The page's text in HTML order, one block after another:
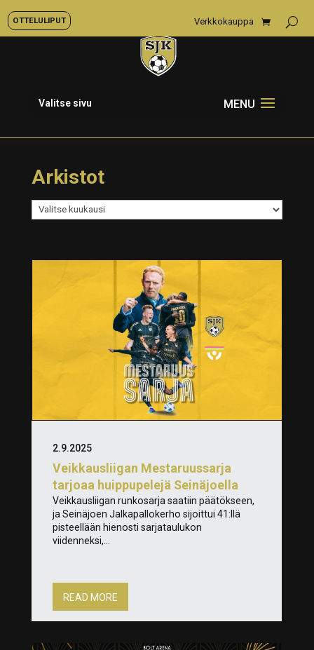
OTTELULIPUT Verkkokauppa
Valitse sivu
Arkistot
Arkistot
Veikkausliigan Mestaruussarja
tarjoaa huippupelejä Seinäjoella
2.9.2025
Veikkausliigan runkosarja saatiin päätökseen,
ja Seinäjoen Jalkapallokerho sijoittui 41:llä
pisteellään hienosti sarjataulukon
viidenneksi,...
READ MORE